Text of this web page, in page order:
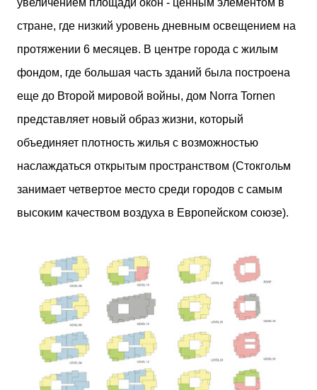
увеличением площади окон - ценным элементом в
стране, где низкий уровень дневным освещением на
протяжении 6 месяцев. В центре города с жилым
фондом, где большая часть зданий была построена
еще до Второй мировой войны, дом Norra Tornen
представляет новый образ жизни, который
объединяет плотность жилья с возможностью
наслаждаться открытым пространством (Стокгольм
занимает четвертое место среди городов с самым
высоким качеством воздуха в Европейском союзе).